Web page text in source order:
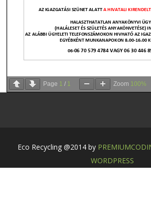
Page 1 / 1 Zoom 100%
Eco Recycling @2014 by
WORDPRESS